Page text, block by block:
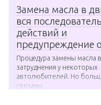
Замена масла в
вся
действий и
предупреждение
Процедура замены масла
затруднения у некоторых
автолюбителей. Но
связаны...